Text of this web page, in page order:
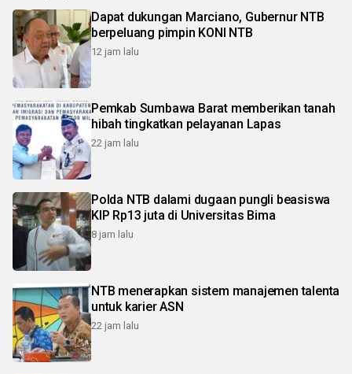
Dapat dukungan Marciano, Gubernur NTB
berpeluang pimpin KONI NTB
12 jam lalu
Pemkab Sumbawa Barat memberikan tanah
hibah tingkatkan pelayanan Lapas
22 jam lalu
Polda NTB dalami dugaan pungli beasiswa
KIP Rp13 juta di Universitas Bima
8 jam lalu
NTB menerapkan sistem manajemen talenta
untuk karier ASN
22 jam lalu